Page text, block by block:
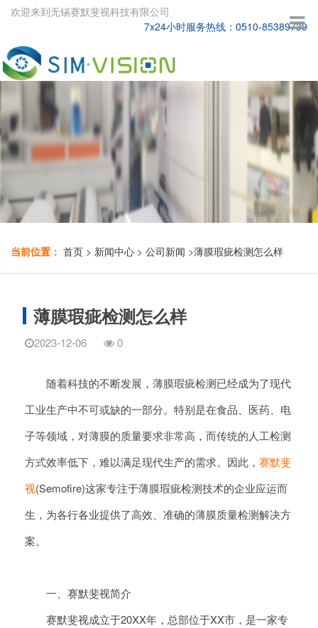
欢迎来到无锡赛默斐视科技有限公司
7x24小时服务热线：0510-85389739
当前位置： 首页 > 新闻中心 > 公司新闻 >薄膜瑕疵检测怎么样
薄膜瑕疵检测怎么样
2023-12-06 0
随着科技的不断发展，薄膜瑕疵检测已经成为了现代
工业生产中不可或缺的一部分。特别是在食品、医药、电
子等领域，对薄膜的质量要求非常高，而传统的人工检测
方式效率低下，难以满足现代生产的需求。因此， 赛默斐
视(Semofire)这家专注于薄膜瑕疵检测技术的企业应运而
生，为各行各业提供了高效、准确的薄膜质量检测解决方
案。
一、赛默斐视简介
赛默斐视成立于20XX年，总部位于XX市，是一家专